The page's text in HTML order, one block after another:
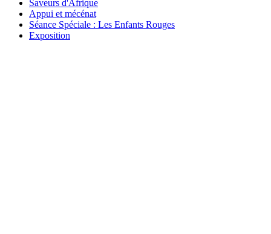
Saveurs d'Afrique
Appui et mécénat
Séance Spéciale : Les Enfants Rouges
Exposition